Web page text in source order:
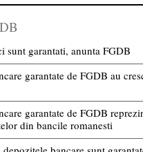
sunt garantati, anunta FGDB
garantate de FGDB au
garantate de FGDB
din bancile romanesti